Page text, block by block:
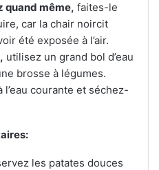
quand même, faites-le
car la chair noircit
été exposée à l’air.
utilisez un grand bol d’eau
brosse à légumes.
courante et séchez-
les patates douces